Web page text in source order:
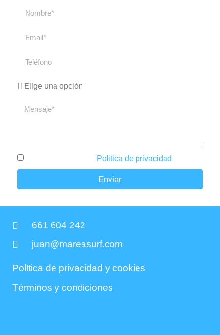
Política de privacidad
Enviar
661 604 242
juan@mareasurf.com
Política de privacidad y cookies
Términos y condiciones